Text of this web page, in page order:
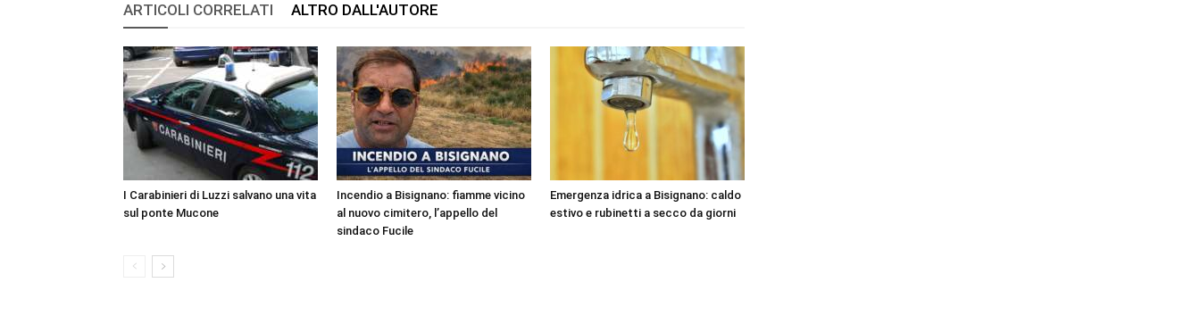
ARTICOLI CORRELATI ALTRO DALL'AUTORE
I Carabinieri di Luzzi salvano una vita
sul ponte Mucone
Incendio a Bisignano: fiamme vicino
al nuovo cimitero, l’appello del
sindaco Fucile
Emergenza idrica a Bisignano: caldo
estivo e rubinetti a secco da giorni